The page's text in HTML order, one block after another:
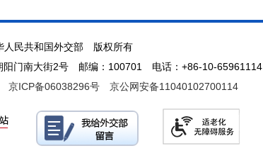
人民共和国外交部 版权所有
阳门南大街2号 邮编：100701 电话：+86-10-65961114
京ICP备06038296号 京公网安备11040102700114